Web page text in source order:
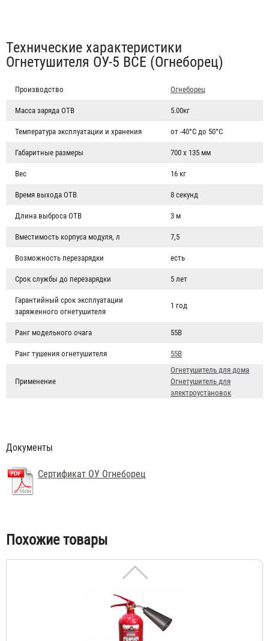
Табы
Технические характеристики
Огнетушителя ОУ-5 BCE (Огнеборец)
Производство Огнеборец
Масса заряда ОТВ 5.00кг
Температура эксплуатации и хранения от -40°С до 50°С
Габаритные размеры 700 х 135 мм
Вес 16 кг
Время выхода ОТВ 8 секунд
Длина выброса ОТВ 3 м
Вместимость корпуса модуля, л 7,5
Возможность перезарядки есть
Срок службы до перезарядки 5 лет
Гарантийный срок эксплуатации
заряженного огнетушителя
1 год
Ранг модельного очага 55B
Ранг тушения огнетушителя 55В
Применение
Огнетушитель для дома
Огнетушитель для
электроустановок
Документы
Сертификат ОУ Огнеборец
Похожие товары
2 203 ₽
Огнетушитель ОУ-3 BCE, d=133 мм (Огнеборец)
1 723 ₽